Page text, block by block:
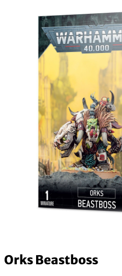
Orks Beastboss